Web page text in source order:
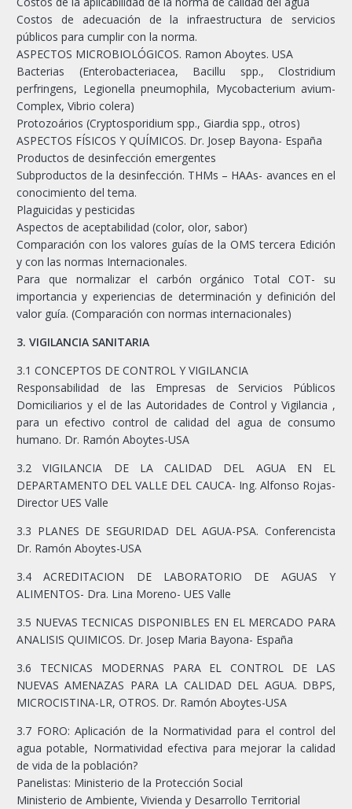
Costos de adecuación de la infraestructura de servicios
públicos para cumplir con la norma.
ASPECTOS MICROBIOLÓGICOS. Ramon Aboytes. USA
Bacterias (Enterobacteriacea, Bacillu spp., Clostridium
perfringens, Legionella pneumophila, Mycobacterium avium-
Complex, Vibrio colera)
Protozoários (Cryptosporidium spp., Giardia spp., otros)
ASPECTOS FÍSICOS Y QUÍMICOS. Dr. Josep Bayona- España
Productos de desinfección emergentes
Subproductos de la desinfección. THMs – HAAs- avances en el
conocimiento del tema.
Plaguicidas y pesticidas
Aspectos de aceptabilidad (color, olor, sabor)
Comparación con los valores guías de la OMS tercera Edición
y con las normas Internacionales.
Para que normalizar el carbón orgánico Total COT- su
importancia y experiencias de determinación y definición del
valor guía. (Comparación con normas internacionales)
3. VIGILANCIA SANITARIA
3.1 CONCEPTOS DE CONTROL Y VIGILANCIA
Responsabilidad de las Empresas de Servicios Públicos
Domiciliarios y el de las Autoridades de Control y Vigilancia ,
para un efectivo control de calidad del agua de consumo
humano. Dr. Ramón Aboytes-USA
3.2 VIGILANCIA DE LA CALIDAD DEL AGUA EN EL
DEPARTAMENTO DEL VALLE DEL CAUCA- Ing. Alfonso Rojas-
Director UES Valle
3.3 PLANES DE SEGURIDAD DEL AGUA-PSA. Conferencista
Dr. Ramón Aboytes-USA
3.4 ACREDITACION DE LABORATORIO DE AGUAS Y
ALIMENTOS- Dra. Lina Moreno- UES Valle
3.5 NUEVAS TECNICAS DISPONIBLES EN EL MERCADO PARA
ANALISIS QUIMICOS. Dr. Josep Maria Bayona- España
3.6 TECNICAS MODERNAS PARA EL CONTROL DE LAS
NUEVAS AMENAZAS PARA LA CALIDAD DEL AGUA. DBPS,
MICROCISTINA-LR, OTROS. Dr. Ramón Aboytes-USA
3.7 FORO: Aplicación de la Normatividad para el control del
agua potable, Normatividad efectiva para mejorar la calidad
de vida de la población?
Panelistas: Ministerio de la Protección Social
Ministerio de Ambiente, Vivienda y Desarrollo Territorial